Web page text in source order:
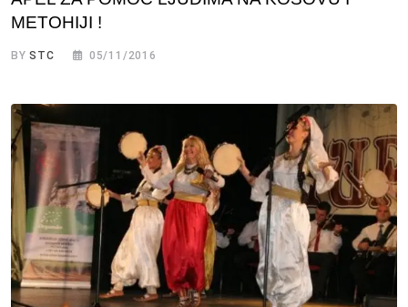
METOHIJI !
BYSTC 05/11/2016